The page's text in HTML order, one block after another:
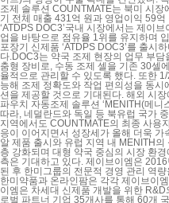
조제 솔루션 COUNTMATE는 북미 시
기 전체 매출 431억 원과 영업이익 59
‘ATDPS DOC3’국내 시장에서는 제이
업을 바탕으로 점유율 1위를 유지하며
포장기 신제품 ‘ATDPS DOC3’를 출시
다.DOC3는 약국 조제 현장의 업무 부
춤형 장비로, 수동 조제 셀을 기존 30셀
율적으로 관리할 수 있도록 했다. 또한
능해 조제 정확도와 작업 편의성을 동
션을 제공할 것으로 기대된다. 해외 시
파우치 자동조제 솔루션 ‘MENITH(메니
따라, 네덜란드와 독일 등 북유럽 국가
지역에서도 COUNTMATE의 최종 사용
응이 이어지면서 성장세가 올해 더욱 가
알 제품 출시와 유럽 지역 내 MENITH
층 강화되며 대형 약국 중심의 시장 환
측은 기대하고 있다. 제이브이엠은
된 후 한미그룹의 전문적 경영 관리 역
한미약품과 온라인팜은 각각 제이브이
이엠은 차세대 신제품 개발을 위한
로벌 파트너 기업 35개사를 통해 60개